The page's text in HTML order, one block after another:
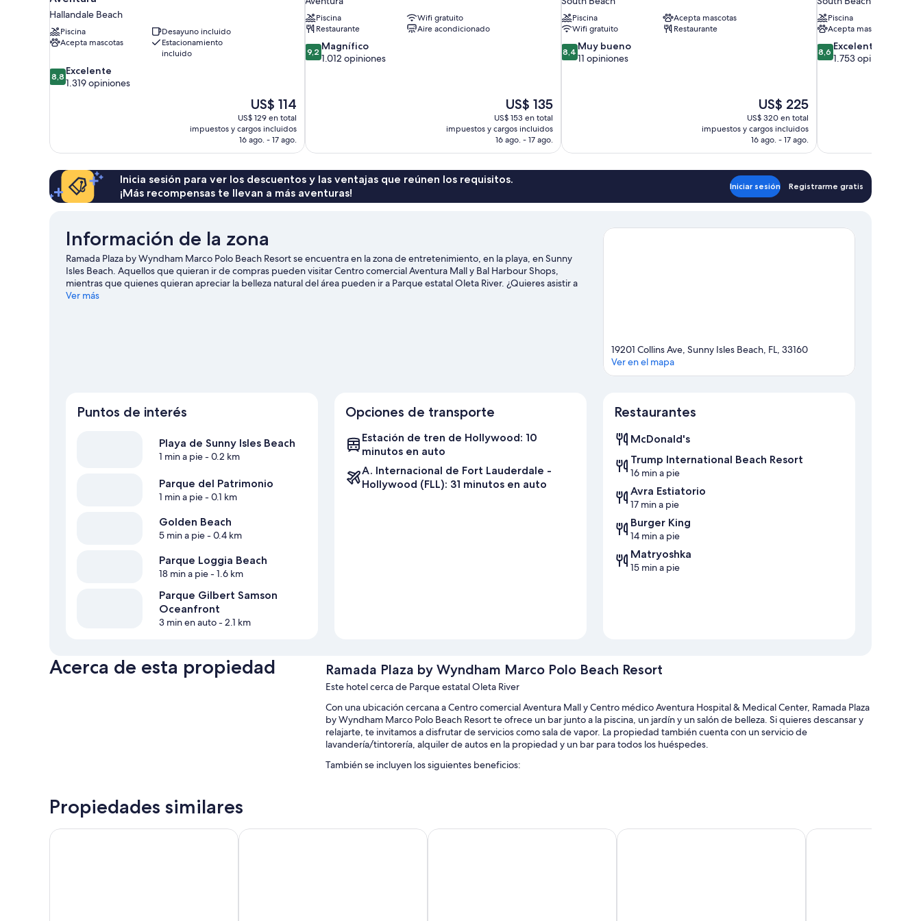
Hallandale Beach
Piscina
Desayuno incluido
Acepta mascotas
Estacionamiento
incluido
8.8
de
8,8 Excelente
1.319 opiniones
El
precio
actual
es
de
US$ 114
US$ 129 en total
impuestos y cargos incluidos
16 ago. - 17 ago.
Piscina
Wifi gratuito
Restaurante
Aire acondicionado
9.2
de
9,2 Magnífico
1.012 opiniones
El
precio
actual
es
de
US$ 135
US$ 153 en total
impuestos y cargos incluidos
16 ago. - 17 ago.
Piscina
Acepta mascotas
Wifi gratuito
Restaurante
8.4
de
8,4Muy bueno
11 opiniones
El
precio
actual
es
de
US$ 225
US$ 320 en total
impuestos y cargos incluidos
16 ago. - 17 ago.
Piscina
Acepta mascotas
8.6
de
8,6 Excelente
1.753 opiniones
Inicia sesión para ver los descuentos y las ventajas que reúnen los requisitos.
¡Más recompensas te llevan a más aventuras!
Iniciar sesión Registrarme gratis
Información de la zona
Ramada Plaza by Wyndham Marco Polo Beach Resort se encuentra en la zona de entretenimiento, en la playa, en Sunny
Isles Beach. Aquellos que quieran ir de compras pueden visitar Centro comercial Aventura Mall y Bal Harbour Shops,
mientras que quienes quieran apreciar la belleza natural del área pueden ir a Parque estatal Oleta River. ¿Quieres asistir a
un evento o partido? Échale un vistazo al calendario de actividades de Gulfstream Park o Estadio Hard Rock.
Ver más
19201 Collins Ave, Sunny Isles Beach, FL, 33160
Ver en el mapa
Puntos de interés
Playa de Sunny Isles Beach
1 min a pie- 0.2 km
Parque del Patrimonio
1 min a pie- 0.1 km
Golden Beach
5 min a pie- 0.4 km
Parque Loggia Beach
18 min a pie- 1.6 km
Parque Gilbert Samson
Oceanfront
3 min en auto- 2.1 km
Opciones de transporte
Estación de tren de Hollywood: 10
minutos en auto
A. Internacional de Fort Lauderdale -
Hollywood (FLL): 31 minutos en auto
Restaurantes
McDonald's
Trump International Beach Resort
16 min a pie
Avra Estiatorio
17 min a pie
Burger King
14 min a pie
Matryoshka
15 min a pie
Acerca de esta propiedad Ramada Plaza by Wyndham Marco Polo Beach Resort
Este hotel cerca de Parque estatal Oleta River
Con una ubicación cercana a Centro comercial Aventura Mall y Centro médico Aventura Hospital & Medical Center, Ramada Plaza
by Wyndham Marco Polo Beach Resort te ofrece un bar junto a la piscina, un jardín y un salón de belleza. Si quieres descansar y
relajarte, te invitamos a disfrutar de servicios como sala de vapor. La propiedad también cuenta con un servicio de
lavandería/tintorería, alquiler de autos en la propiedad y un bar para todos los huéspedes.
También se incluyen los siguientes beneficios:
Resguardo de equipaje, un cajero automático o servicios bancarios y una mesa de billar
Propiedades similares
Residence Inn by Marriott Miami Sunny Isles BeachSunny Isles Apartments by MiaRentalsBest Western Plus Atlantic Beach ResortHoliday Inn Miami Beach - Oceanfront by IHGDoubleTree Resort &